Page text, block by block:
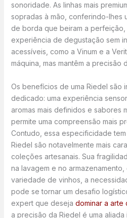
sonoridade. As linhas mais
sopradas à mão, conferindo-lhes
de borda que beiram a perfeição,
experiência de degustação sem
acessíveis, como a Vinum e a
máquina, mas mantêm a precisão
Os benefícios de uma Riedel são
dedicado: uma experiência
aromas mais definidos e sabores
permite uma compreensão mais
Contudo, essa especificidade
Riedel são notavelmente mais
coleções artesanais. Sua
na lavagem e no
variedade de vinhos, a
pode se tornar um desafio
expert que deseja dominar a arte
a precisão da Riedel é uma aliada